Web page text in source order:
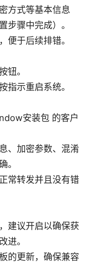
方式等基本信息
步骤中完成）。
便于后续排错。
钮。
指示重启系统。
安装包 的客户
、加密参数、混淆
。
常转发并且没有错
建议开启以确保获
进。
的更新，确保兼容